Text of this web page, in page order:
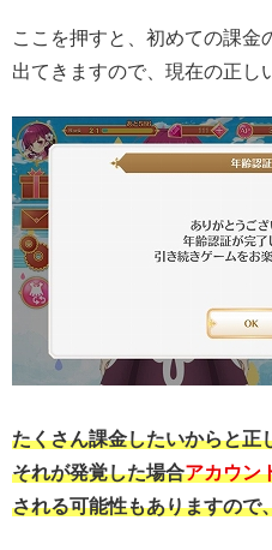
ここを押すと、初めての課金
出てきますので、現在の正し
たくさん課金したいからと正
それが発覚した場合アカウン
される可能性もありますので